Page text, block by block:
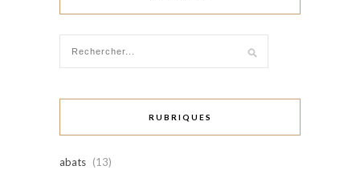
RUBRIQUES
abats (13)